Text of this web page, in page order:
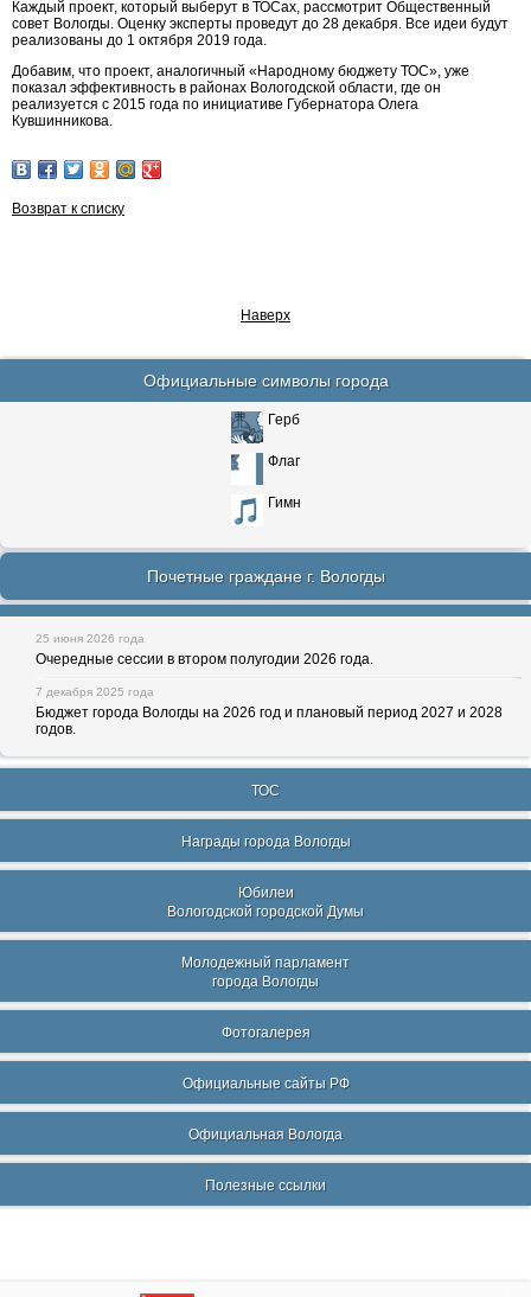
Каждый проект, который выберут в ТОСах, рассмотрит Общественный
совет Вологды. Оценку эксперты проведут до 28 декабря. Все идеи будут
реализованы до 1 октября 2019 года.
Добавим, что проект, аналогичный «Народному бюджету ТОС», уже
показал эффективность в районах Вологодской области, где он
реализуется с 2015 года по инициативе Губернатора Олега
Кувшинникова.
Возврат к списку
Наверх
Официальные символы города
Герб
Флаг
Гимн
Почетные граждане г. Вологды
25 июня 2026 года
Очередные сессии в втором полугодии 2026 года.
7 декабря 2025 года
Бюджет города Вологды на 2026 год и плановый период 2027 и 2028
годов.
ТОС
Награды города Вологды
Юбилеи
Вологодской городской Думы
Молодежный парламент
города Вологды
Фотогалерея
Официальные сайты РФ
Официальная Вологда
Полезные ссылки